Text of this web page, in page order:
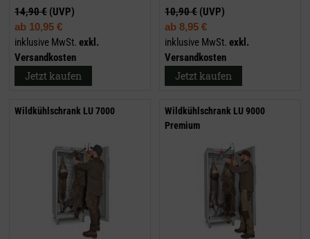
14,90 € (UVP)
ab 10,95 €
inklusive MwSt. exkl.
Versandkosten
Jetzt kaufen
10,90 € (UVP)
ab 8,95 €
inklusive MwSt. exkl.
Versandkosten
Jetzt kaufen
Wildkühlschrank LU 7000
Wildkühlschrank LU 9000
Premium